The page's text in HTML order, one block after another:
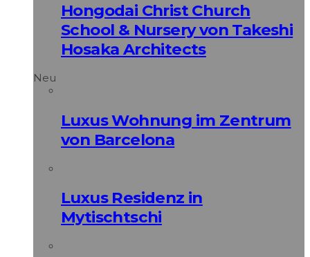
Hongodai Christ Church
School & Nursery von Takeshi
Hosaka Architects
Neu
Luxus Wohnung im Zentrum
von Barcelona
Luxus Residenz in
Mytischtschi